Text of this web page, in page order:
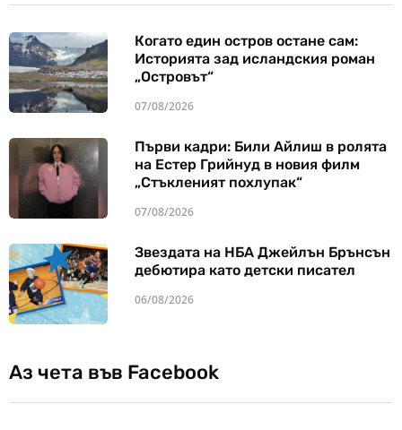
Когато един остров остане сам:
Историята зад исландския роман
„Островът“
07/08/2026
Първи кадри: Били Айлиш в ролята
на Естер Грийнуд в новия филм
„Стъкленият похлупак“
07/08/2026
Звездата на НБА Джейлън Брънсън
дебютира като детски писател
06/08/2026
Аз чета във Facebook